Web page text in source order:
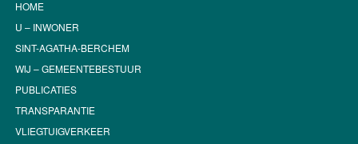
HOME
U – INWONER
SINT-AGATHA-BERCHEM
WIJ – GEMEENTEBESTUUR
PUBLICATIES
TRANSPARANTIE
VLIEGTUIGVERKEER